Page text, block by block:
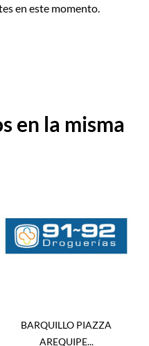
en este momento.
en la misma
BARQUILLO PIAZZA
AREQUIPE...